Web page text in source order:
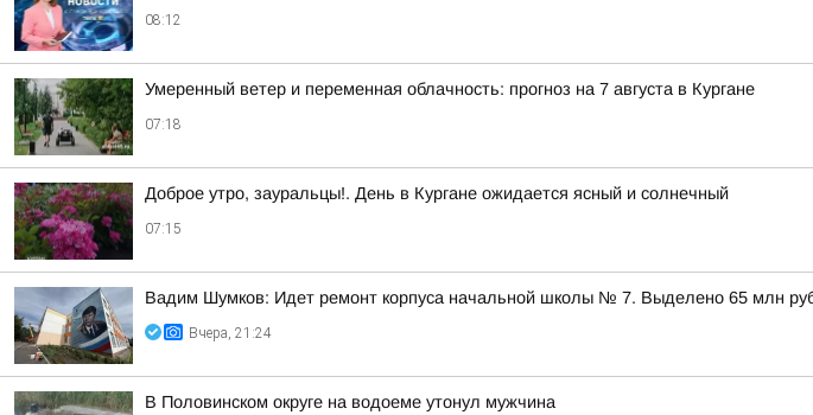
08:12
Умеренный ветер и переменная облачность: прогноз на 7 августа в Кургане
07:18
Доброе утро, зауральцы!. День в Кургане ожидается ясный и солнечный
07:15
Вадим Шумков: Идет ремонт корпуса начальной школы № 7. Выделено 65 млн
Вчера, 21:24
В Половинском округе на водоеме утонул мужчина